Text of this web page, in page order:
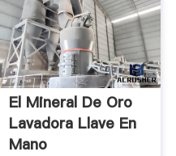
El Mineral De Oro
Lavadora Llave En
Mano